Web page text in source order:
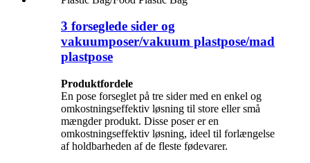
3 forseglede sider og
vakuumposer/vakuum plastpose/mad
plastpose
Produktfordele
En pose forseglet på tre sider med en enkel og
omkostningseffektiv løsning til store eller små
mængder produkt. Disse poser er en
omkostningseffektiv løsning, ideel til forlængelse
af holdbarheden af ​​de fleste fødevarer.